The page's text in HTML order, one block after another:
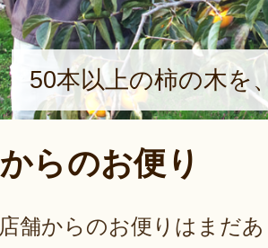
50本以上の柿の木を
らのお便り
店舗からのお便りはまだ